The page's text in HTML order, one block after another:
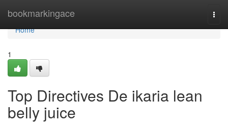
bookmarkingace
Home
Home
1
Top Directives De ikaria lean
belly juice